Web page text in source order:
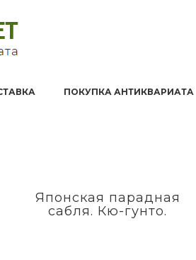
ПОКУПКА АНТИКВАРИАТА
Японская парадная
сабля. Кю-гунто.